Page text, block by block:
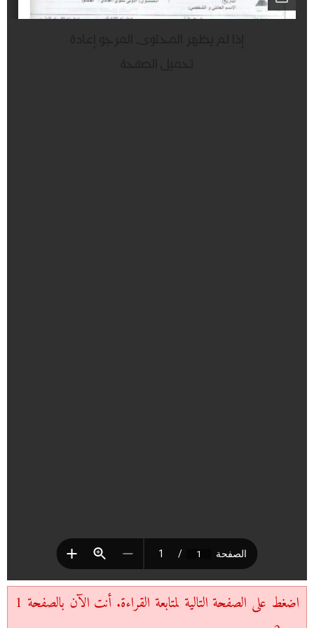
اضغط على الصفحة التالية لمتابعة القراءة. أنت الآن بالصفحة 1